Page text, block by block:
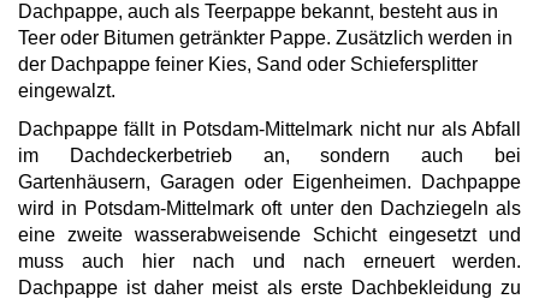
Dachpappe, auch als Teerpappe bekannt, besteht aus in
Teer oder Bitumen getränkter Pappe. Zusätzlich werden in
der Dachpappe feiner Kies, Sand oder Schiefersplitter
eingewalzt.
Dachpappe fällt in Potsdam-Mittelmark nicht nur als Abfall
im Dachdeckerbetrieb an, sondern auch bei
Gartenhäusern, Garagen oder Eigenheimen. Dachpappe
wird in Potsdam-Mittelmark oft unter den Dachziegeln als
eine zweite wasserabweisende Schicht eingesetzt und
muss auch hier nach und nach erneuert werden.
Dachpappe ist daher meist als erste Dachbekleidung zu